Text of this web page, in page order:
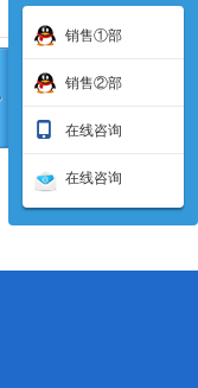
下一条:
销售①部
销售②部
在线咨询
在线咨询